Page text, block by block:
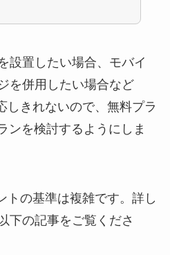
設置したい場合、モバイ
を併用したい場合など
しきれないので、無料プラ
ンを検討するようにしま
トの基準は複雑です。詳し
下の記事をご覧くださ